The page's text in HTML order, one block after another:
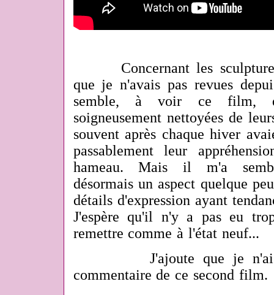
Concernant les sculptures
que je n'avais pas revues
semble, à voir ce film,
soigneusement nettoyées de
souvent après chaque hiver
passablement leur
hameau. Mais il m'a
désormais un aspect quelque
détails d'expression ayant
J'espère qu'il n'y a pas eu
remettre comme à l'état neuf...
J'ajoute que je n'ai
commentaire de ce second film.